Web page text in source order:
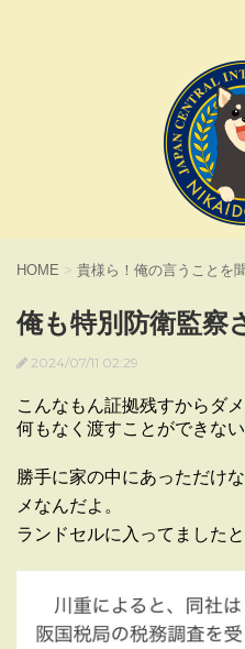
HOME > 貴様ら！俺の言うことを
俺も特別防衛監察
2024/07/11 02:29
こんなもん証拠残すからダメ
何もなく渡すことができな
勝手に家の中にあっただけ
メなんだよ。
ランドセルに入ってました